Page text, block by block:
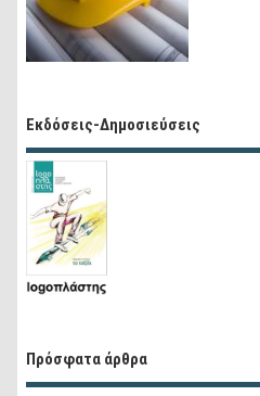
Εκδόσεις-Δημοσιεύσεις
Πρόσφατα άρθρα